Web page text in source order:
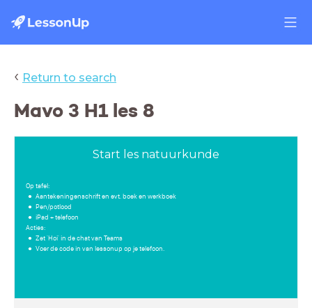
‹ Return to search
Mavo 3 H1 les 8
Start les natuurkunde
Op tafel:
Aantekeningenschrift en evt. boek en werkboek
Pen/potlood
iPad + telefoon
Acties:
Zet 'Hoi' in de chat van Teams
Voer de code in van lessonup op je telefoon.